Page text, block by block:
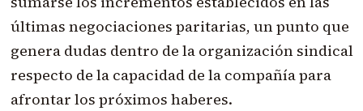
últimas negociaciones paritarias, un punto que
genera dudas dentro de la organización sindical
respecto de la capacidad de la compañía para
afrontar los próximos haberes.